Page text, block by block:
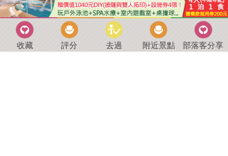
收藏 評分 去過 附近景點 部落客分享